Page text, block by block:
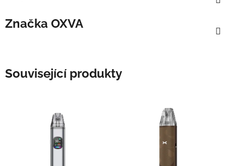
Značka OXVA
Související produkty